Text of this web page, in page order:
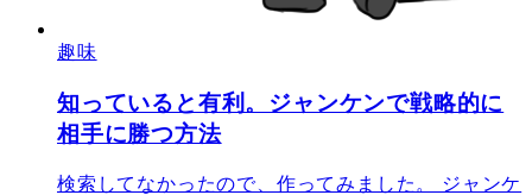
趣味
知っていると有利。ジャンケンで戦略的に
相手に勝つ方法
検索してなかったので、作ってみました。 ジャンケ